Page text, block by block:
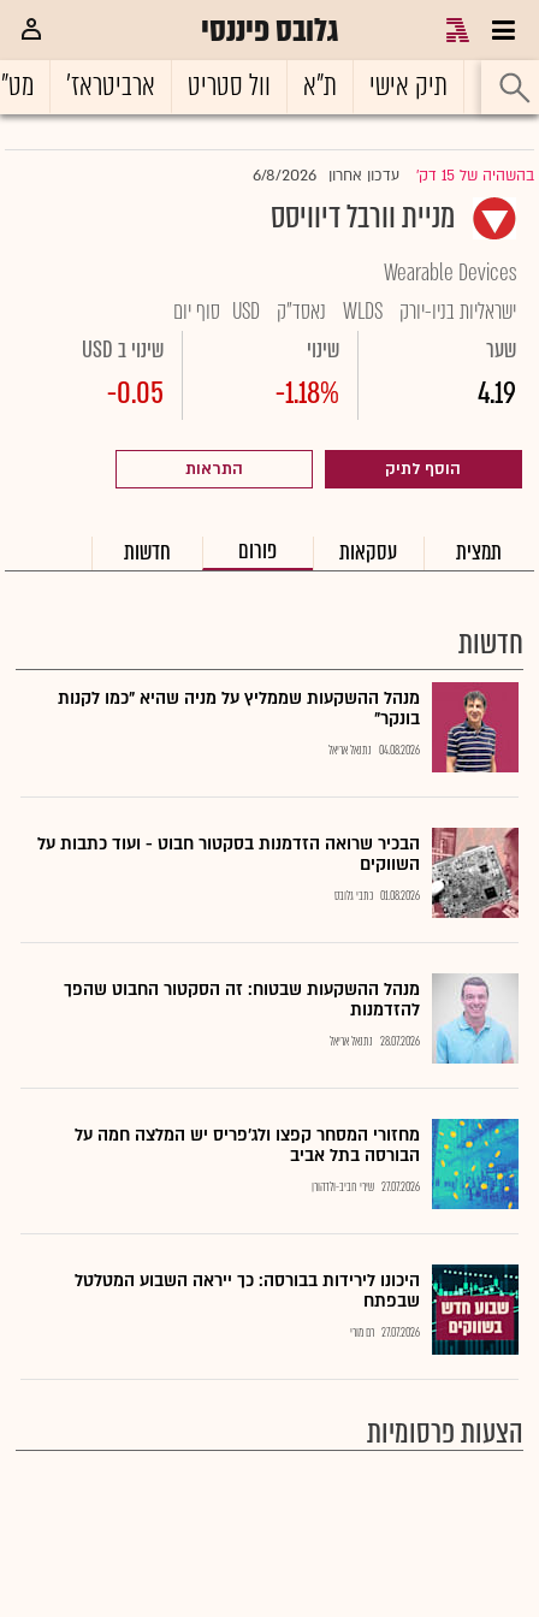
גלובס פיננסי
ראשי תיק אישי ת"א וול סטריט ארביטראז'
בהשהיה של 15 דק' |עדכון אחרון 6/8/2026
מניית וורבל דיוויסס
Wearable Devices
ישראליות בניו-יורק WLDS נאסד"ק USD סוף יום
שער
4.19
שינוי
-1.18%
שינוי ב USD
-0.05
הוסף לתיק התראות
תמצית עסקאות פורום חדשות
חדשות
מנהל ההשקעות שממליץ על מניה שהיא "כמו לקנות
בונקר"
04.08.2026 נתנאל אריאל
הבכיר שרואה הזדמנות בסקטור חבוט - ועוד כתבות על
השווקים
01.08.2026 כתבי גלובס
מנהל ההשקעות שבטוח: זה הסקטור החבוט שהפך
להזדמנות
28.07.2026 נתנאל אריאל
מחזורי המסחר קפצו ולג'פריס יש המלצה חמה על
הבורסה בתל אביב
27.07.2026 שירי חביב-ולדהורן
היכונו לירידות בבורסה: כך ייראה השבוע המטלטל
שבפתח
27.07.2026 רם מורי
הצעות פרסומיות